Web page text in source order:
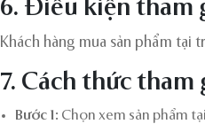
6. Điều kiện tham
Khách hàng mua sản phẩm tại
7. Cách thức
Bước 1: Chọn xem sản phẩm tại